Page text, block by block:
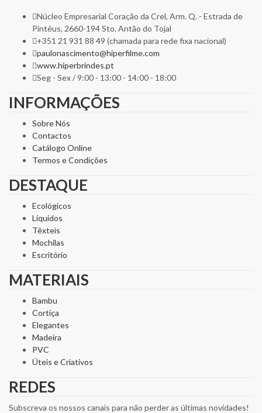
Núcleo Empresarial Coração da Crel, Arm. Q. - Estrada de
Pintéus, 2660-194 Sto. Antão do Tojal
+351 21 931 88 49 (chamada para rede fixa nacional)
paulonascimento@hiperfilme.com
www.hiperbrindes.pt
Seg - Sex / 9:00 - 13:00 - 14:00 - 18:00
INFORMAÇÕES
Sobre Nós
Contactos
Catálogo Online
Termos e Condições
DESTAQUE
Ecológicos
Líquidos
Têxteis
Mochilas
Escritório
MATERIAIS
Bambu
Cortiça
Elegantes
Madeira
PVC
Úteis e Criativos
REDES
Subscreva os nossos canais para não perder as últimas novidades!